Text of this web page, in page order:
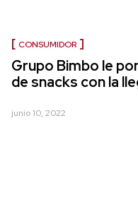
CONSUMIDOR
Grupo Bimbo le
de snacks con la
junio 10, 2022